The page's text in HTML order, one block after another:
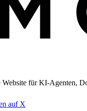
für KI-Agenten,
auf X